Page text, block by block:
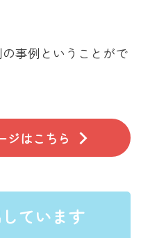
事例ということがで
ジはこちら
ています